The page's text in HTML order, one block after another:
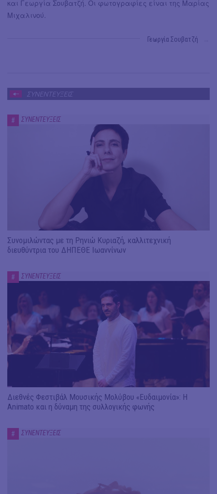
και Γεωργία Σουβατζή. Οι φωτογραφίες είναι της Μαρίας
Μιχαλινού.
Γεωργία Σουβατζή
ΣΥΝΕΝΤΕΥΞΕΙΣ
# ΣΥΝΕΝΤΕΥΞΕΙΣ
Συνομιλώντας με τη Ρηνιώ Κυριαζή, καλλιτεχνική
διευθύντρια του ΔΗΠΕΘΕ Ιωαννίνων
# ΣΥΝΕΝΤΕΥΞΕΙΣ
Διεθνές Φεστιβάλ Μουσικής Μολύβου «Ευδαιμονία»: Η
Animato και η δύναμη της συλλογικής φωνής
# ΣΥΝΕΝΤΕΥΞΕΙΣ